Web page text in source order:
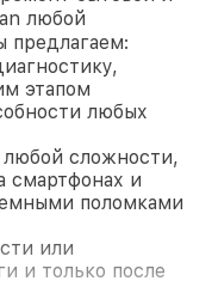
любой
предлагаем:
этапом
любых
сложности,
смартфонах и
поломками
или
и только после